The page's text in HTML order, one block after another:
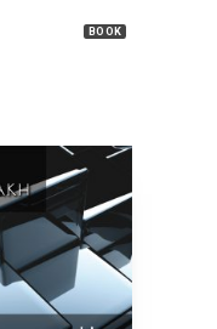
BOOK